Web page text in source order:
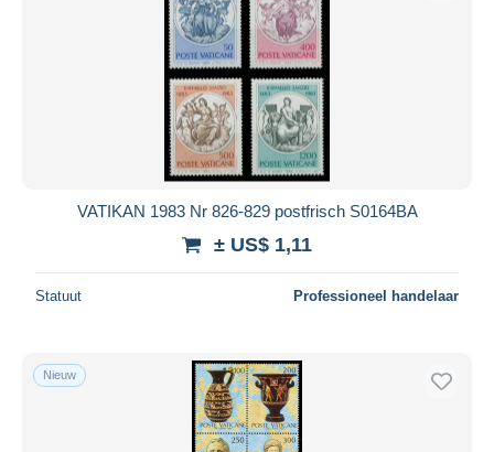
VATIKAN 1983 Nr 826-829 postfrisch S0164BA
± US$ 1,11
Statuut Professioneel handelaar
Nieuw